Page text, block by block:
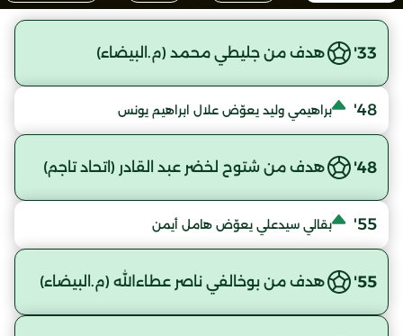
33' هدف من جليطي محمد (م.البيضاء)
48' براهيمي وليد يعوّض علال ابراهيم يونس
48' هدف من شتوح لخضر عبد القادر (اتحاد تاجم)
55' بقالي سيدعلي يعوّض هامل أيمن
55' هدف من بوخالفي ناصر عطاءالله (م.البيضاء)